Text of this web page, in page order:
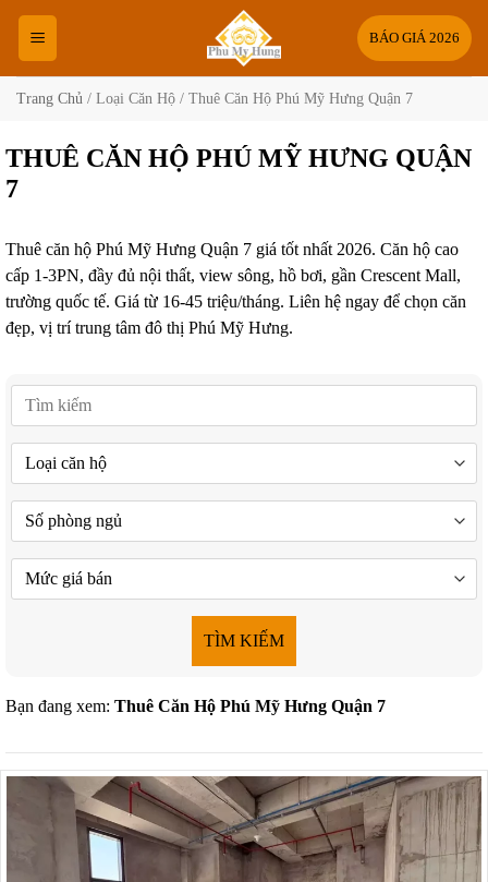
Bỏ
nội
dung
BÁO GIÁ 2026
Trang Chủ / Loại Căn Hộ / Thuê Căn Hộ Phú Mỹ Hưng Quận 7
THUÊ CĂN HỘ PHÚ MỸ HƯNG QUẬN
7
Thuê căn hộ Phú Mỹ Hưng Quận 7 giá tốt nhất 2026. Căn hộ cao
cấp 1-3PN, đầy đủ nội thất, view sông, hồ bơi, gần Crescent Mall,
trường quốc tế. Giá từ 16-45 triệu/tháng. Liên hệ ngay để chọn căn
đẹp, vị trí trung tâm đô thị Phú Mỹ Hưng.
TÌM KIẾM
Bạn đang xem: Thuê Căn Hộ Phú Mỹ Hưng Quận 7